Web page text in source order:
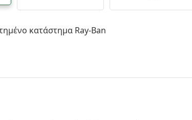
κατάστημα Ray-Ban